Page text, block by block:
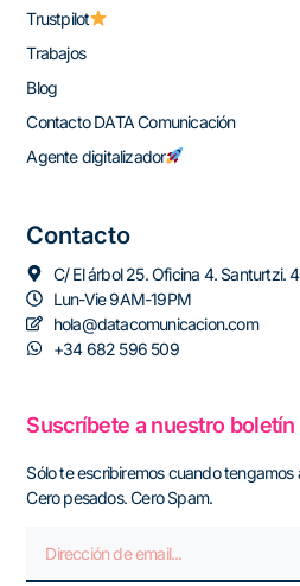
Trustpilot
Trabajos
Blog
Contacto DATA Comunicación
Agente digitalizador
Contacto
C/ El árbol 25. Oficina 4. Santurtzi.
Lun-Vie 9AM-19PM
hola@datacomunicacion.com
+34 682 596 509
Suscríbete a nuestro boletín
Sólo te escribiremos cuando
Cero pesados. Cero Spam.